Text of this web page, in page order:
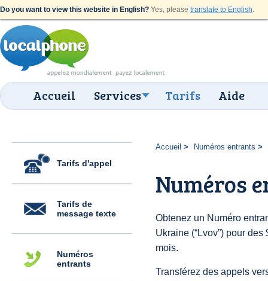
Do you want to view this website in English? Yes, please translate to English.
Accueil Services Tarifs Aide
Tarifs d'appel
Tarifs de
message texte
Numéros
entrants
Accueil Numéros entrants
Numéros
Obtenez un Numéro
Ukraine (“Lvov”) pour
mois.
Transférez des appels